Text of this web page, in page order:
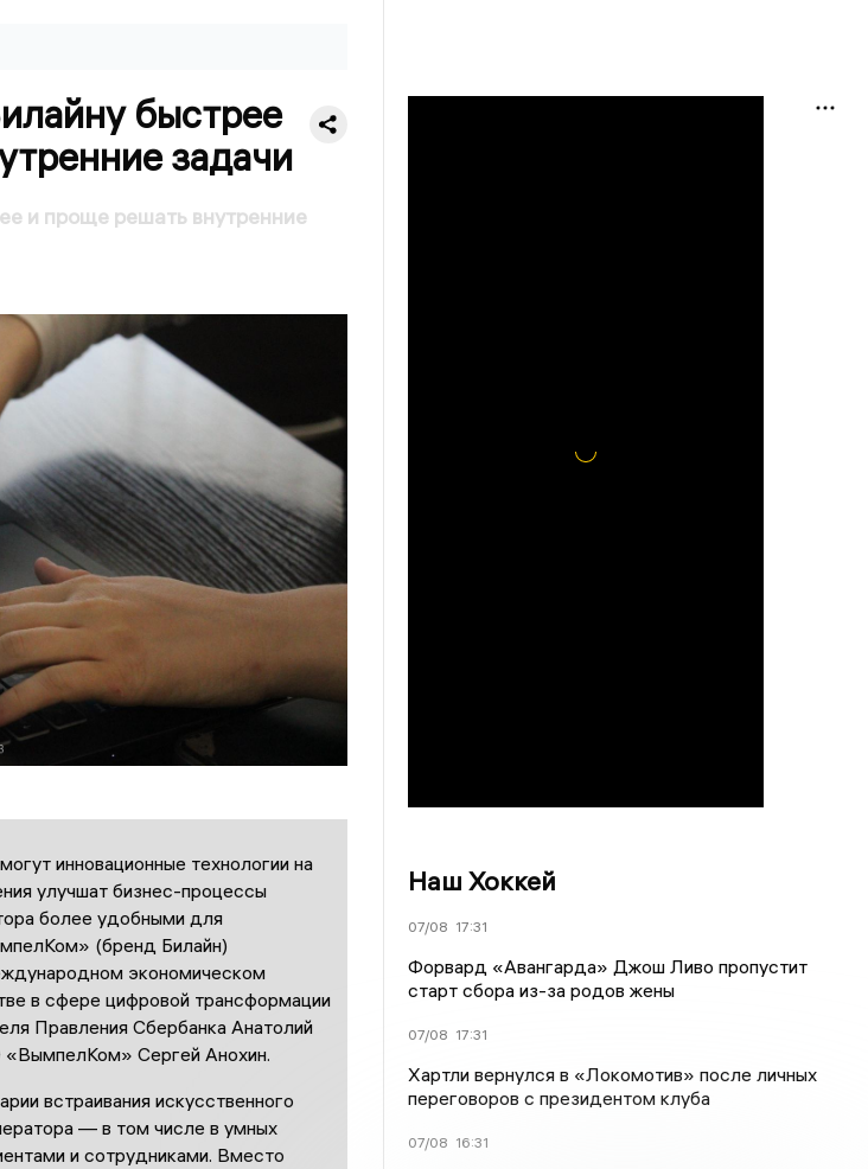
быстрее
задачи
и проще решать внутренние
инновационные технологии на
улучшат бизнес-процессы
более удобными для
(бренд Билайн)
экономическом
в сфере цифровой трансформации
Правления Сбербанка Анатолий
Сергей Анохин.
встраивания искусственного
— в том числе в умных
и сотрудниками. Вместо
Наш Хоккей
07/08 17:31
Форвард «Авангарда» Джош Ливо пропустит
старт сбора из-за родов жены
07/08 17:31
Хартли вернулся в «Локомотив» после личных
переговоров с президентом клуба
07/08 16:31